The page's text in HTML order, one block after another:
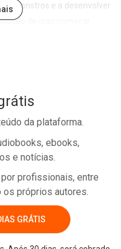
monstros e a desenvolver
de jogo começar.
a história: táticas de
de combate, ataque e
necessário: como fugir!
não se trata
Com quatro batalhas de
Viva para contar a história
para seus queridos
para contar a epopeia
da plataforma.
ebooks,
e notícias.
profissionais, entre
próprios autores.
GRÁTIS
E-mail